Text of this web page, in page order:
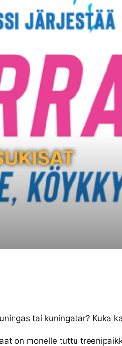
tai kuningatar? Kuka
on monelle tuttu